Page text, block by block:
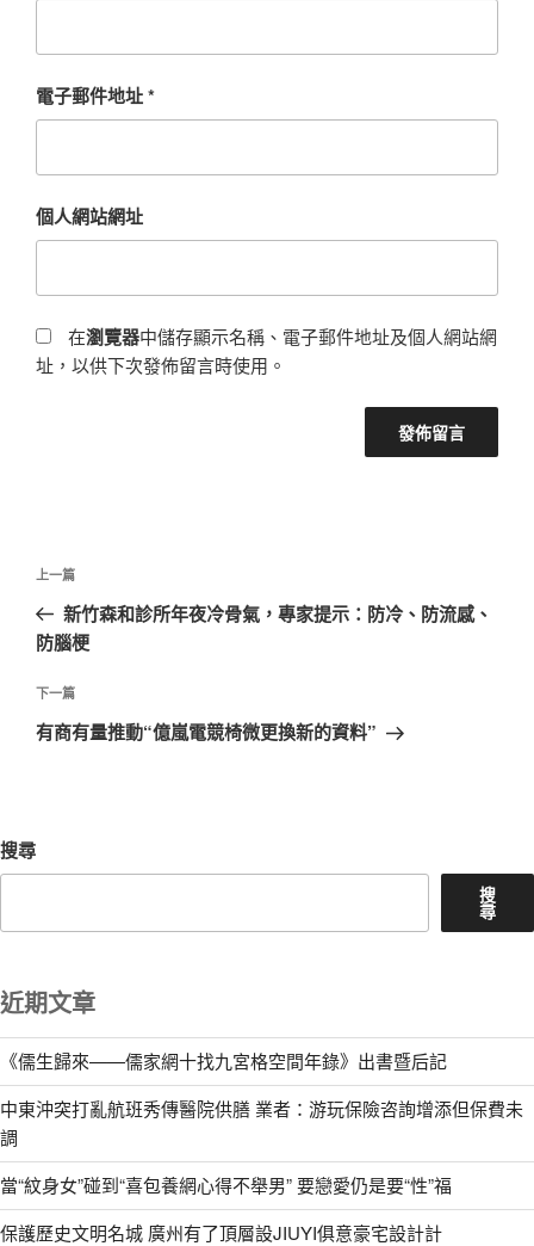
電子郵件地址*
個人網站網址
在瀏覽器中儲存顯示名稱、電子郵件地址及個人網站網
址，以供下次發佈留言時使用。
文
導
覽
上
一
篇
章
上一篇
新竹森和診所年夜冷骨氣，專家提示：防冷、防流感、
防腦梗
下
一
下一篇
有商有量推動“億嵐電競椅微更換新的資料”
搜尋
搜
尋
近期文章
《儒生歸來——儒家網十找九宮格空間年錄》出書暨后記
中東沖突打亂航班秀傳醫院供膳 業者：游玩保險咨詢增添但保費未
調
當“紋身女”碰到“喜包養網心得不舉男” 要戀愛仍是要“性”福
保護歷史文明名城 廣州有了頂層設JIUYI俱意豪宅設計計